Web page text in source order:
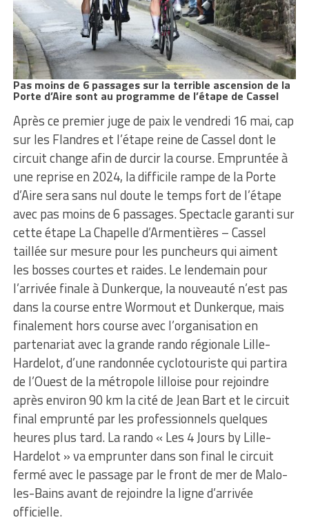
Pas moins de 6 passages sur la terrible ascension de la
Porte d’Aire sont au programme de l’étape de Cassel
Après ce premier juge de paix le vendredi 16 mai, cap
sur les Flandres et l’étape reine de Cassel dont le
circuit change afin de durcir la course. Empruntée à
une reprise en 2024, la difficile rampe de la Porte
d’Aire sera sans nul doute le temps fort de l’étape
avec pas moins de 6 passages. Spectacle garanti sur
cette étape La Chapelle d’Armentières – Cassel
taillée sur mesure pour les puncheurs qui aiment
les bosses courtes et raides. Le lendemain pour
l’arrivée finale à Dunkerque, la nouveauté n’est pas
dans la course entre Wormout et Dunkerque, mais
finalement hors course avec l’organisation en
partenariat avec la grande rando régionale Lille-
Hardelot, d’une randonnée cyclotouriste qui partira
de l’Ouest de la métropole lilloise pour rejoindre
après environ 90 km la cité de Jean Bart et le circuit
final emprunté par les professionnels quelques
heures plus tard. La rando « Les 4 Jours by Lille-
Hardelot » va emprunter dans son final le circuit
fermé avec le passage par le front de mer de Malo-
les-Bains avant de rejoindre la ligne d’arrivée
officielle.